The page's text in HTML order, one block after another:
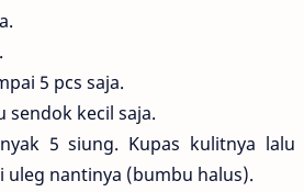
5 pcs saja.
sendok kecil saja.
5 siung. Kupas kulitnya
uleg nantinya (bumbu halus).